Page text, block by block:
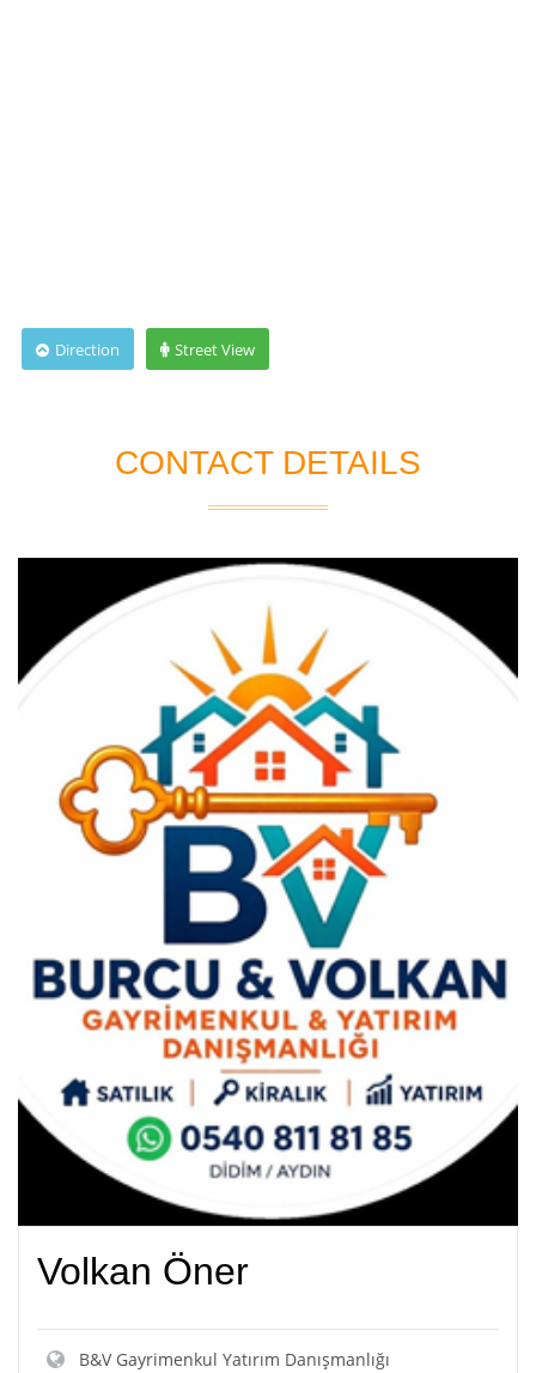
Direction Street View
CONTACT DETAILS
Volkan Öner
B&V Gayrimenkul Yatırım Danışmanlığı